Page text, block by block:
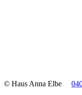
© Haus Anna Elbe